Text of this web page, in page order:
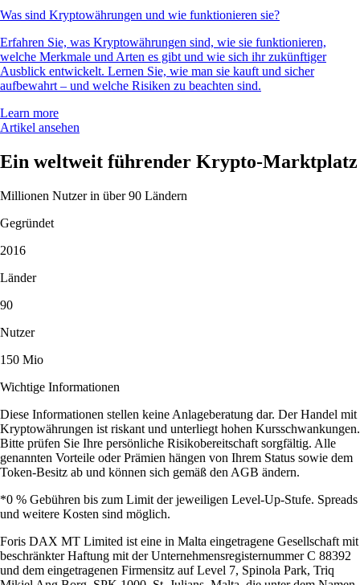
App super übersichtlich und Anmeldung total easy.“
-Verifizierter Nutzer
„Einfach die beste App, um Krypto zu traden und im Blick zu
mir gibt's 5 Sterne - würde am liebsten 10 geben!“
-Verifizierter Nutzer
„Die App holt einen echt ab. Lernen wird belohnt, Onboarding ist
simpel und die Investment-Auswahl ist riesig.“
-Verifizierter Nutzer
Nutzerbewertungen sind unvergütet und rein individuell. Es gibt keine
Garantie für ähnliche Ergebnisse. Support-Antwortzeiten können
variieren. Anlagen sind riskant und der Wert kann steigen oder fallen.
App herunterladen
Guides und Ressourcen
Krypto meistern